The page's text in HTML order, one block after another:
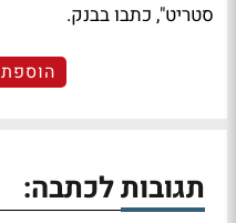
סטריט", כתבו בבנק.
תגובות לכתבה: